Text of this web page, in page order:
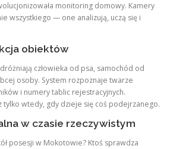
monitoring domowy. Kamery
wszystkiego — one analizują, uczą się i
obiektów
człowieka od psa, samochód od
osoby. System rozpoznaje twarze
i numery tablic rejestracyjnych.
wtedy, gdy dzieje się coś podejrzanego.
w czasie rzeczywistym
posesji w Mokotowie? Ktoś sprawdza